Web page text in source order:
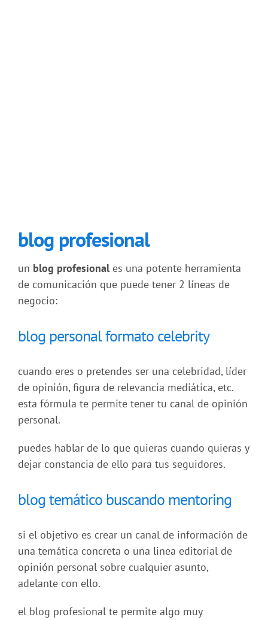
blog profesional
un blog profesionales una potente herramienta
de comunicación que puede tener 2 líneas de
negocio:
blog personal formato celebrity
cuando eres o pretendes ser una celebridad, líder
de opinión, figura de relevancia mediática, etc.
esta fórmula te permite tener tu canal de opinión
personal.
puedes hablar de lo que quieras cuando quieras y
dejar constancia de ello para tus seguidores.
blog temático buscando mentoring
si el objetivo es crear un canal de información de
una temática concreta o una linea editorial de
opinión personal sobre cualquier asunto,
adelante con ello.
el blog profesional te permite algo muy